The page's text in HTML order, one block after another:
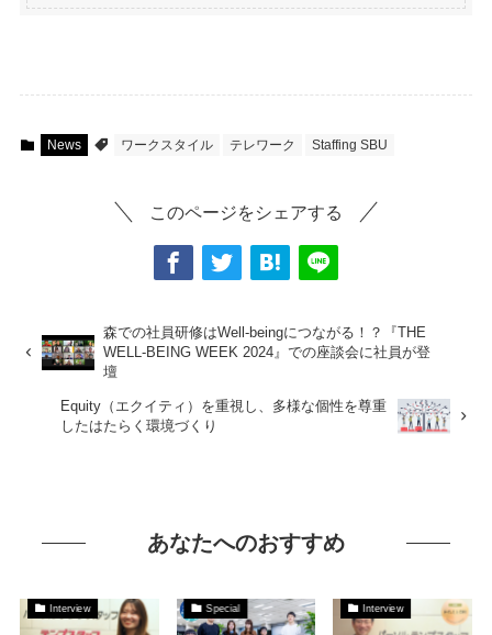
News ワークスタイル テレワーク Staffing SBU
このページをシェアする
森での社員研修はWell-beingにつながる！？『THE
WELL-BEING WEEK 2024』での座談会に社員が登
壇
Equity（エクイティ）を重視し、多様な個性を尊重
したはたらく環境づくり
あなたへのおすすめ
Interview Special Interview